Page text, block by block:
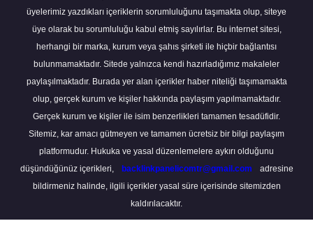
üyelerimiz yazdıkları içeriklerin sorumluluğunu taşımakta olup, siteye
üye olarak bu sorumluluğu kabul etmiş sayılırlar. Bu internet sitesi,
herhangi bir marka, kurum veya şahıs şirketi ile hiçbir bağlantısı
bulunmamaktadır. Sitede yalnızca kendi hazırladığımız makaleler
paylaşılmaktadır. Burada yer alan içerikler haber niteliği taşımamakta
olup, gerçek kurum ve kişiler hakkında paylaşım yapılmamaktadır.
Gerçek kurum ve kişiler ile isim benzerlikleri tamamen tesadüfidir.
Sitemiz, kar amacı gütmeyen ve tamamen ücretsiz bir bilgi paylaşım
platformudur. Hukuka ve yasal düzenlemelere aykırı olduğunu
düşündüğünüz içerikleri,
backlinkpanelicomtr@gmail.com
adresine
bildirmeniz halinde, ilgili içerikler yasal süre içerisinde sitemizden
kaldırılacaktır.